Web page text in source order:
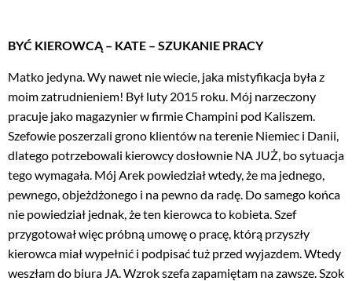
BYĆ KIEROWCĄ – KATE – SZUKANIE PRACY
Matko jedyna. Wy nawet nie wiecie, jaka mistyfikacja była z
moim zatrudnieniem! Był luty 2015 roku. Mój narzeczony
pracuje jako magazynier w firmie Champini pod Kaliszem.
Szefowie poszerzali grono klientów na terenie Niemiec i Danii,
dlatego potrzebowali kierowcy dosłownie NA JUŻ, bo sytuacja
tego wymagała. Mój Arek powiedział wtedy, że ma jednego,
pewnego, objeżdżonego i na pewno da radę. Do samego końca
nie powiedział jednak, że ten kierowca to kobieta. Szef
przygotował więc próbną umowę o pracę, którą przyszły
kierowca miał wypełnić i podpisać tuż przed wyjazdem. Wtedy
weszłam do biura JA. Wzrok szefa zapamiętam na zawsze. Szok